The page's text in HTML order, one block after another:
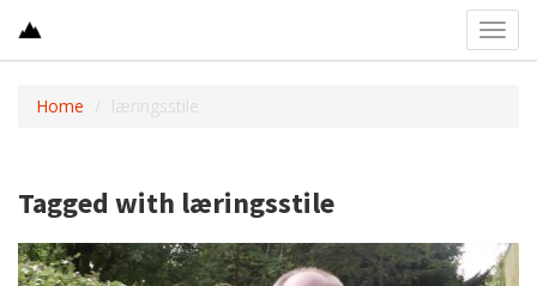
Home læringsstile
Tagged with læringsstile